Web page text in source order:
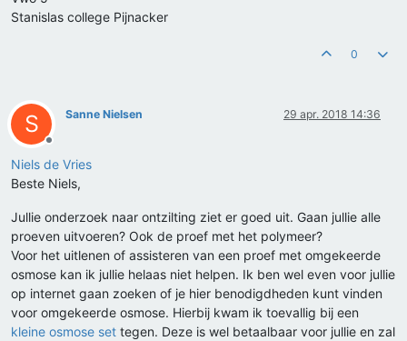
Stanislas college Pijnacker
0
S
Offline
Sanne Nielsen 29 apr. 2018 14:36
Niels de Vries
Beste Niels,
Jullie onderzoek naar ontzilting ziet er goed uit. Gaan jullie alle
proeven uitvoeren? Ook de proef met het polymeer?
Voor het uitlenen of assisteren van een proef met omgekeerde
osmose kan ik jullie helaas niet helpen. Ik ben wel even voor jullie
op internet gaan zoeken of je hier benodigdheden kunt vinden
voor omgekeerde osmose. Hierbij kwam ik toevallig bij een
kleine osmose set tegen. Deze is wel betaalbaar voor jullie en zal